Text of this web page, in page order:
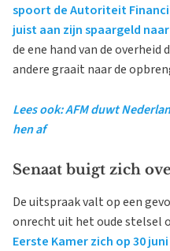
spoort de Autoriteit
juist aan zijn spaargeld
de ene hand van de
andere graait naar de
Lees ook: AFM duwt
hen af
Senaat buigt zich
De uitspraak valt op een
onrecht uit het oude stelsel
Eerste Kamer zich op 30